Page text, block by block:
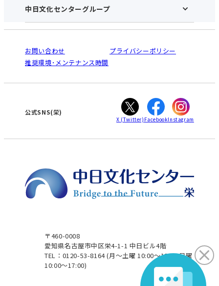
アクセス･営業時間
お申し込みの流れ
入会と受講のご案内
中日文化センターHOME
中日文化センターとは
受講規約・会員特典
ご利用ガイド
オンライン講座受講の手順
WEBサイトのよくある質問
中日文化センターグループ
南大高
犬山
高蔵寺
大垣
津
お問い合わせ
プライバシーポリシー
推奨環境･メンテナンス時間
〒460-0008
愛知県名古屋市中区栄4-1-1 中日ビル4階
TEL：0120-53-8164(月～土曜 10:00～19:00 日曜
10:00～17:00)
公式SNS(栄)
X (Twitter) FacebookInstagram